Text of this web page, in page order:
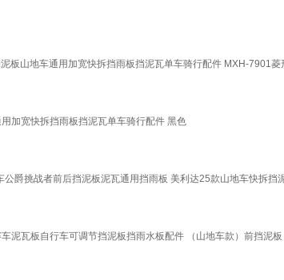
板山地车通用加宽快拆挡雨板挡泥瓦单车骑行配件 MXH-7901菱
加宽快拆挡雨板挡泥瓦单车骑行配件 黑色
爵挑战者前后挡泥板泥瓦通用挡雨板 美利达25款山地车快拆挡
泥瓦板自行车可调节挡泥板挡雨水板配件 （山地车款）前挡泥板